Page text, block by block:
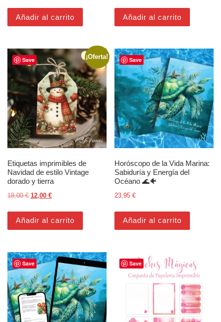
Añadir al carrito Añadir al carrito
Save ¡Oferta!
Etiquetas imprimibles de
Navidad de estilo Vintage
dorado y tierra
18,00€ El precio original era: 18,00 €.
12,00 €El precio actual es: 12,00 €.
Añadir al carrito
Save
Horóscopo de la Vida Marina:
Sabiduría y Energía del
Océano 🌊🐠
23,95€
Añadir al carrito
Save Save